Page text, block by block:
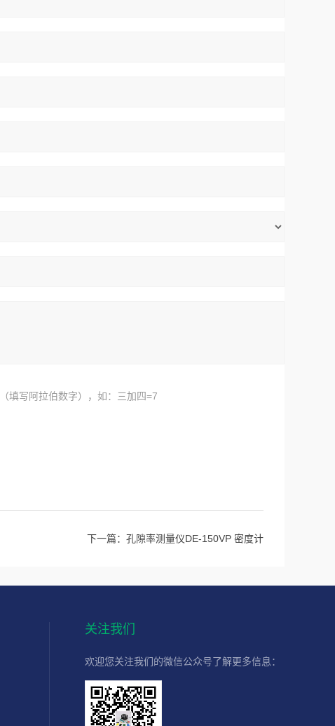
填写阿拉伯数字），如：三加四=7
下一篇： 孔隙率测量仪DE-150VP 密度计
关注我们
欢迎您关注我们的微信公众号了解更多信息：